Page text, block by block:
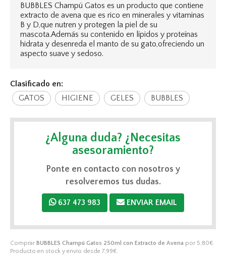
Comprar BUBBLES Champú Gatos 250ml con Extracto de Avena por 5,80€
Producto en stock y envío desde 7,99€
BUBBLES Champú Gatos es un producto que contiene
extracto de avena que es rico en minerales y vitaminas
B y D,que nutren y protegen la piel de su
mascota.Además su contenido en lípidos y proteínas
hidrata y desenreda el manto de su gato,ofreciendo un
aspecto suave y sedoso.
Clasificado en:
GATOS
HIGIENE GELES BUBBLES
¿Alguna duda? ¿Necesitas
asesoramiento?
Ponte en contacto con nosotros y
resolveremos tus dudas.
637 473 983 ENVIAR EMAIL